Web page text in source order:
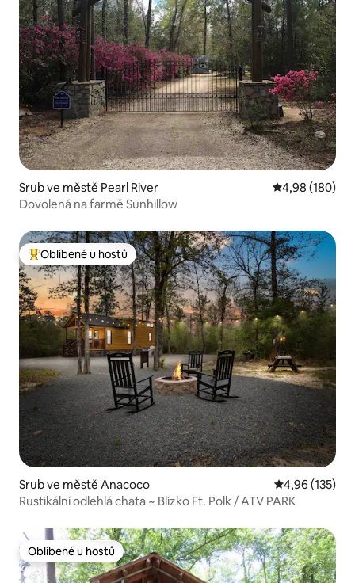
Srub ve městě Pearl River Průměrné
4,98 (180)
Dovolená na farmě Sunhillow
Nejlepší v kategorii Oblíbené u hostů
Oblíbené u hostů
Srub ve městě Anacoco Průměrné
4,96 (135)
Rustikální odlehlá chata ~ Blízko Ft. Polk / ATV PARK
Oblíbené u hostů
Oblíbené u hostů